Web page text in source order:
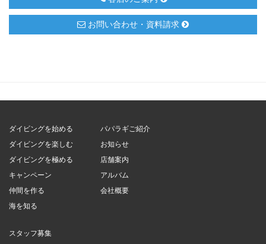
お問い合わせ・資料請求
ダイビングを始める
ダイビングを楽しむ
ダイビングを極める
キャンペーン
仲間を作る
海を知る
パパラギご紹介
お知らせ
店舗案内
アルバム
会社概要
スタッフ募集